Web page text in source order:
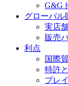
G&G
グローバル
実店
販売
利点
国際
特許
プレ